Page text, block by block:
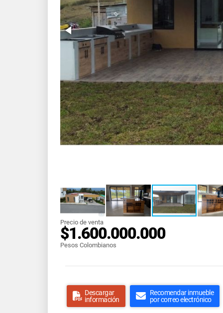
Precio de venta
$1.600.000.000
Pesos Colombianos
Descargar
información
Recomendar inmueble
por correo electrónico